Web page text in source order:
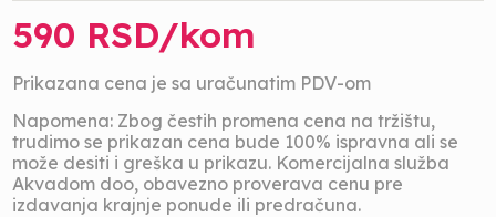
590 RSD/kom
Prikazana cena je sa uračunatim PDV-om
Napomena: Zbog čestih promena cena na tržištu,
trudimo se prikazan cena bude 100% ispravna ali se
može desiti i greška u prikazu. Komercijalna služba
Akvadom doo, obavezno proverava cenu pre
izdavanja krajnje ponude ili predračuna.